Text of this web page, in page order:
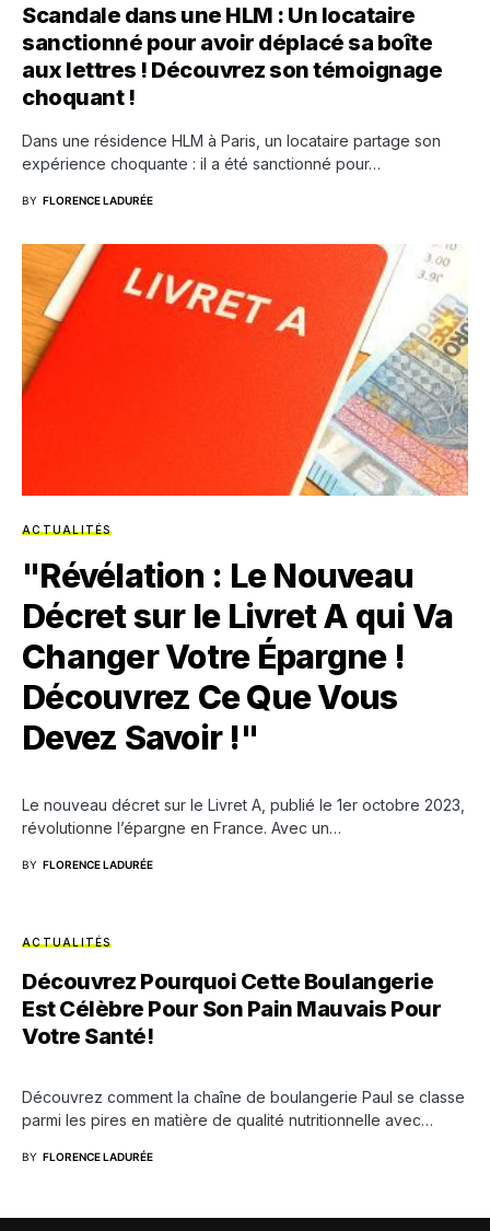
Scandale dans une HLM : Un locataire
sanctionné pour avoir déplacé sa boîte
aux lettres ! Découvrez son témoignage
choquant !
Dans une résidence HLM à Paris, un locataire partage son
expérience choquante : il a été sanctionné pour…
BY FLORENCE LADURÉE
ACTUALITÉS
"Révélation : Le Nouveau
Décret sur le Livret A qui Va
Changer Votre Épargne !
Découvrez Ce Que Vous
Devez Savoir !"
Le nouveau décret sur le Livret A, publié le 1er octobre 2023,
révolutionne l’épargne en France. Avec un…
BY FLORENCE LADURÉE
ACTUALITÉS
Découvrez Pourquoi Cette Boulangerie
Est Célèbre Pour Son Pain Mauvais Pour
Votre Santé!
Découvrez comment la chaîne de boulangerie Paul se classe
parmi les pires en matière de qualité nutritionnelle avec…
BY FLORENCE LADURÉE